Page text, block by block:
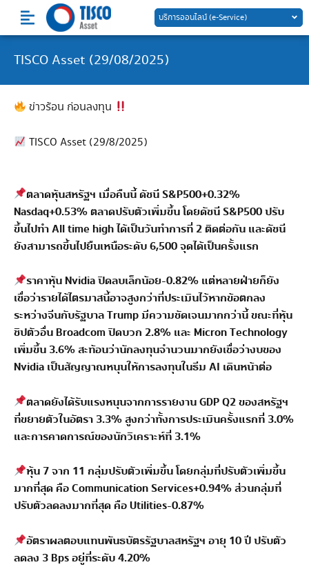
content
บริการออนไลน์ (e-Service)
TISCO Asset (29/08/2025)
ข่าวร้อน ก่อนลงทุน
TISCO Asset (29/8/2025)
ตลาดหุ้นสหรัฐฯ เมื่อคืนนี้ ดัชนี S&P500+0.32%
Nasdaq+0.53% ตลาดปรับตัวเพิ่มขึ้น โดยดัชนี S&P500 ปรับ
ขึ้นไปทำ All time high ได้เป็นวันทำการที่ 2 ติดต่อกัน และดัชนี
ยังสามารถขึ้นไปยืนเหนือระดับ 6,500 จุดได้เป็นครั้งแรก
ราคาหุ้น Nvidia ปิดลบเล็กน้อย-0.82% แต่หลายฝ่ายก็ยัง
เชื่อว่ารายได้ไตรมาสนี้อาจสูงกว่าที่ประเมินไว้หากข้อตกลง
ระหว่างจีนกับรัฐบาล Trump มีความชัดเจนมากกว่านี้ ขณะที่หุ้น
ชิปตัวอื่น Broadcom ปิดบวก 2.8% และ Micron Technology
เพิ่มขึ้น 3.6% สะท้อนว่านักลงทุนจำนวนมากยังเชื่อว่างบของ
Nvidia เป็นสัญญาณหนุนให้การลงทุนในธีม AI เดินหน้าต่อ
ตลาดยังได้รับแรงหนุนจากการรายงาน GDP Q2 ของสหรัฐฯ
ที่ขยายตัวในอัตรา 3.3% สูงกว่าทั้งการประเมินครั้งแรกที่ 3.0%
และการคาดการณ์ของนักวิเคราะห์ที่ 3.1%
หุ้น 7 จาก 11 กลุ่มปรับตัวเพิ่มขึ้น โดยกลุ่มที่ปรับตัวเพิ่มขึ้น
มากที่สุด คือ Communication Services+0.94% ส่วนกลุ่มที่
ปรับตัวลดลงมากที่สุด คือ Utilities-0.87%
อัตราผลตอบแทนพันธบัตรรัฐบาลสหรัฐฯ อายุ 10 ปี ปรับตัว
ลดลง 3 Bps อยู่ที่ระดับ 4.20%